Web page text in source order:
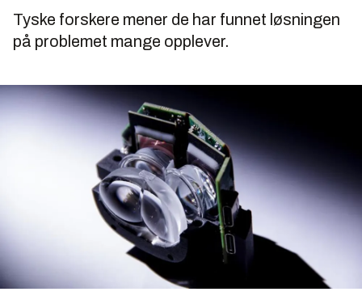
Tyske forskere mener de har funnet løsningen
på problemet mange opplever.